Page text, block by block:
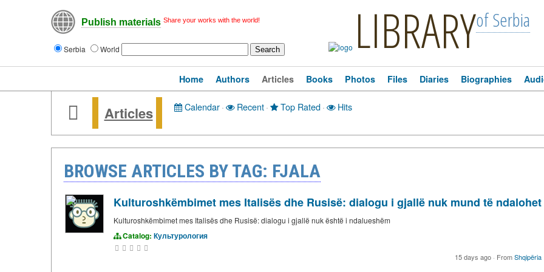
Publish materials Share your works with the world!
Serbia World LIBRARYof Serbia
Home Authors Articles Books Photos Files Diaries Biographies
Articles Calendar · Recent · Top Rated · Hits
BROWSE ARTICLES BY TAG: FJALA
Kulturoshkëmbimet mes Italisës dhe Rusisë: dialogu i gjallë nuk mund të ndalohet
Kulturoshkëmbimet mes Italisës dhe Rusisë: dialogu i gjallë nuk është i ndalueshëm
Catalog: Культурология
15 days ago · FromShqipëria